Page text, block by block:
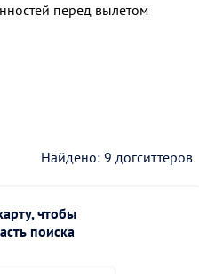
перед вылетом
Найдено: 9 догситтеров
чтобы
поиска